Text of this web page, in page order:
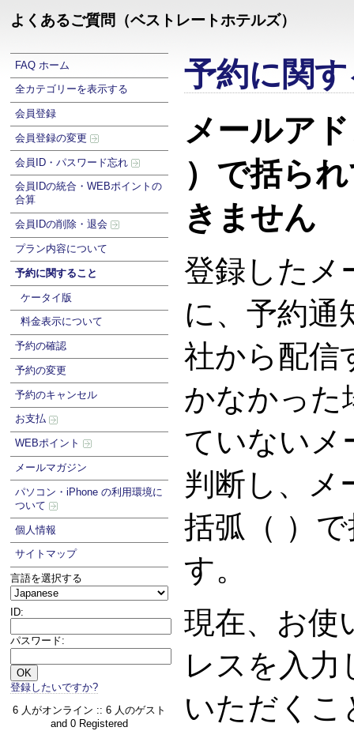
よくあるご質問（ベストレートホテルズ）
FAQ ホーム
全カテゴリーを表示する
会員登録
会員登録の変更
会員ID・パスワード忘れ
会員IDの統合・WEBポイントの
合算
会員IDの削除・退会
プラン内容について
予約に関すること
ケータイ版
料金表示について
予約の確認
予約の変更
予約のキャンセル
お支払
WEBポイント
メールマガジン
パソコン・iPhone の利用環境に
ついて
個人情報
サイトマップ
言語を選択する
ID:
パスワード:
登録したいですか?
6 人がオンライン :: 6 人のゲスト
and 0 Registered
予約に関
メールア
）で括ら
きません
登録したメ
に、予約通
社から配信
かなかった
ていないメ
判断し、メ
括弧（ ）
す。
現在、お使
レスを入力
いただくこ